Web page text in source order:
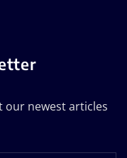
our newest articles